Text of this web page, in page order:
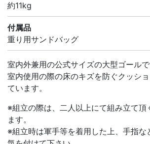
約11kg
付属品
重り用サンドバッグ
室内外兼用の公式サイズの大型ゴールで
室内使用の際の床のキズを防ぐクッシ
ています。
※組立の際は、二人以上にて組み立て頂
ます。
※組立時は軍手等を着用した上、手指な